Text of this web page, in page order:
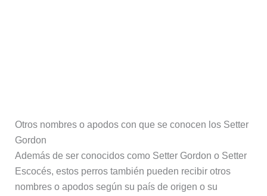
Otros nombres o apodos con que se conocen los Setter
Gordon
Además de ser conocidos como Setter Gordon o Setter
Escocés, estos perros también pueden recibir otros
nombres o apodos según su país de origen o su